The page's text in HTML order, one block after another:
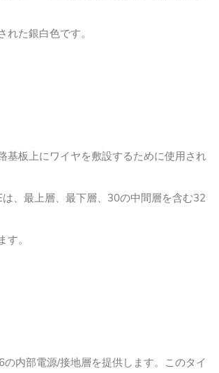
れた銀白色です。
基板上にワイヤを敷設するために使用され
は、最上層、最下層、30の中間層を含む32
。
の内部電源/接地層を提供します。このタイ